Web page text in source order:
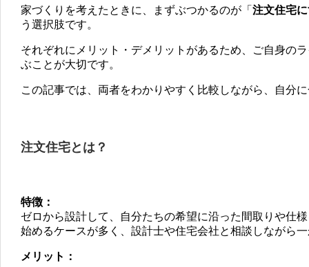
家づくりを考えたときに、まずぶつかるのが「 注文住宅
う選択肢です。
それぞれにメリット・デメリットがあるため、ご自身の
ぶことが大切です。
この記事では、両者をわかりやすく比較しながら、自分
注文住宅とは？
特徴：
ゼロから設計して、自分たちの希望に沿った間取りや仕
始めるケースが多く、設計士や住宅会社と相談しながら
メリット：